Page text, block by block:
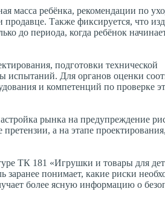
масса ребёнка, рекомендации по
Также фиксируется, что
до периода, когда ребёнок
подготовки технической
Для органов оценки
и компетенций по проверке
рынка на предупреждение
претензии, а на этапе
ТК 181 «Игрушки и товары для
заранее понимает, какие риски
более ясную информацию о